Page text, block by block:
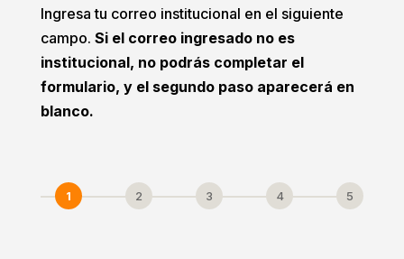
Ingresa tu correo institucional en el siguiente
campo. Si el correo ingresado no es
institucional, no podrás completar el
formulario, y el segundo paso aparecerá en
blanco.
1 2 3 4 5